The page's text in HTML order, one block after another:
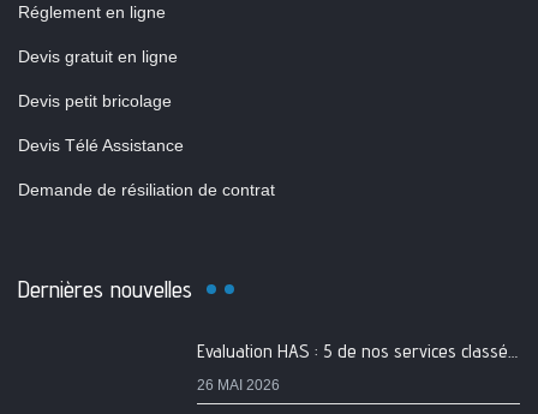
Réglement en ligne
Devis gratuit en ligne
Devis petit bricolage
Devis Télé Assistance
Demande de résiliation de contrat
Dernières nouvelles
Evaluation HAS : 5 de nos services classés A
26 MAI 2026